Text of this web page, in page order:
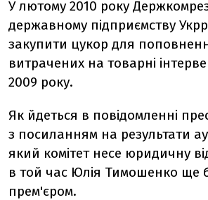
У лютому 2010 року
державному підприємству
закупити цукор для
витрачених на товарні
2009 року.
Як йдеться в повідомленні
з посиланням на результати
який комітет несе юридичну
в той час Юлія Тимошенко ще
прем'єром.